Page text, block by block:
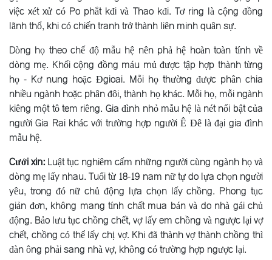
việc xét xử có Po phắt kđi và Thao kđi. Tơ ring là cộng đồng
lãnh thổ, khi có chiến tranh trở thành liên minh quân sự.
Dòng họ theo chế độ mẫu hệ nên phả hệ hoàn toàn tính về
dòng mẹ. Khối cộng đồng máu mủ được tập hợp thành từng
họ - Kơ nung hoặc Ðgioai. Mỗi họ thường được phân chia
nhiều ngành hoặc phân đôi, thành họ khác. Mỗi họ, mỗi ngành
kiêng một tô tem riêng. Gia đình nhỏ mẫu hệ là nét nổi bật của
người Gia Rai khác với trường hợp người Ê Ðê là đại gia đình
mẫu hệ.
Cưới xin:Luật tục nghiêm cấm những người cùng ngành họ và
dòng mẹ lấy nhau. Tuổi từ 18-19 nam nữ tự do lựa chọn người
yêu, trong đó nữ chủ động lựa chọn lấy chồng. Phong tục
giản đơn, không mang tính chất mua bán và do nhà gái chủ
động. Bảo lưu tục chồng chết, vợ lấy em chồng và ngược lại vợ
chết, chồng có thể lấy chị vợ. Khi đã thành vợ thành chồng thì
đàn ông phải sang nhà vợ, không có trường hợp ngược lại.